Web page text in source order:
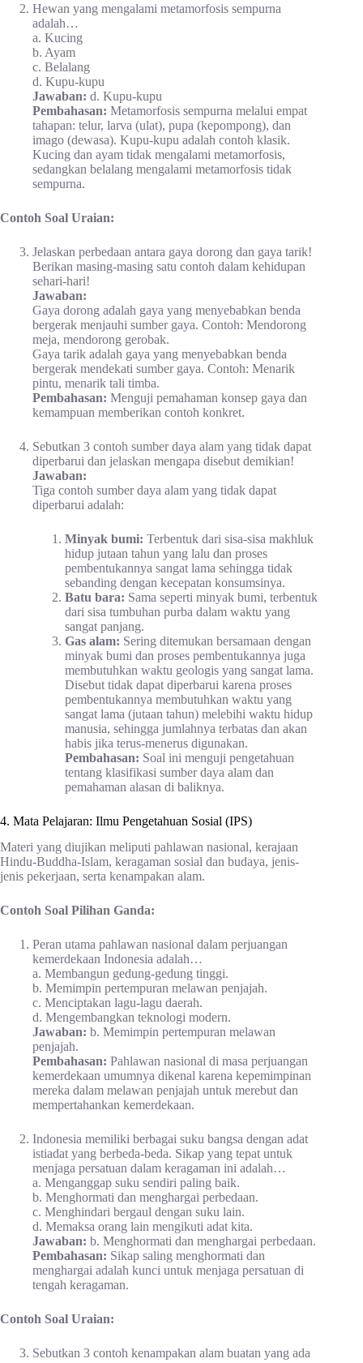
Hewan yang mengalami metamorfosis sempurna
adalah…
a. Kucing
b. Ayam
c. Belalang
d. Kupu-kupu
Jawaban: d. Kupu-kupu
Pembahasan: Metamorfosis sempurna melalui empat
tahapan: telur, larva (ulat), pupa (kepompong), dan
imago (dewasa). Kupu-kupu adalah contoh klasik.
Kucing dan ayam tidak mengalami metamorfosis,
sedangkan belalang mengalami metamorfosis tidak
sempurna.
Contoh Soal Uraian:
Jelaskan perbedaan antara gaya dorong dan gaya tarik!
Berikan masing-masing satu contoh dalam kehidupan
sehari-hari!
Jawaban:
Gaya dorong adalah gaya yang menyebabkan benda
bergerak menjauhi sumber gaya. Contoh: Mendorong
meja, mendorong gerobak.
Gaya tarik adalah gaya yang menyebabkan benda
bergerak mendekati sumber gaya. Contoh: Menarik
pintu, menarik tali timba.
Pembahasan: Menguji pemahaman konsep gaya dan
kemampuan memberikan contoh konkret.
Sebutkan 3 contoh sumber daya alam yang tidak dapat
diperbarui dan jelaskan mengapa disebut demikian!
Jawaban:
Tiga contoh sumber daya alam yang tidak dapat
diperbarui adalah:
Minyak bumi: Terbentuk dari sisa-sisa makhluk
hidup jutaan tahun yang lalu dan proses
pembentukannya sangat lama sehingga tidak
sebanding dengan kecepatan konsumsinya.
Batu bara: Sama seperti minyak bumi, terbentuk
dari sisa tumbuhan purba dalam waktu yang
sangat panjang.
Gas alam: Sering ditemukan bersamaan dengan
minyak bumi dan proses pembentukannya juga
membutuhkan waktu geologis yang sangat lama.
Disebut tidak dapat diperbarui karena proses
pembentukannya membutuhkan waktu yang
sangat lama (jutaan tahun) melebihi waktu hidup
manusia, sehingga jumlahnya terbatas dan akan
habis jika terus-menerus digunakan.
Pembahasan: Soal ini menguji pengetahuan
tentang klasifikasi sumber daya alam dan
pemahaman alasan di baliknya.
4. Mata Pelajaran: Ilmu Pengetahuan Sosial (IPS)
Materi yang diujikan meliputi pahlawan nasional, kerajaan
Hindu-Buddha-Islam, keragaman sosial dan budaya, jenis-
jenis pekerjaan, serta kenampakan alam.
Contoh Soal Pilihan Ganda:
Peran utama pahlawan nasional dalam perjuangan
kemerdekaan Indonesia adalah…
a. Membangun gedung-gedung tinggi.
b. Memimpin pertempuran melawan penjajah.
c. Menciptakan lagu-lagu daerah.
d. Mengembangkan teknologi modern.
Jawaban: b. Memimpin pertempuran melawan
penjajah.
Pembahasan: Pahlawan nasional di masa perjuangan
kemerdekaan umumnya dikenal karena kepemimpinan
mereka dalam melawan penjajah untuk merebut dan
mempertahankan kemerdekaan.
Indonesia memiliki berbagai suku bangsa dengan adat
istiadat yang berbeda-beda. Sikap yang tepat untuk
menjaga persatuan dalam keragaman ini adalah…
a. Menganggap suku sendiri paling baik.
b. Menghormati dan menghargai perbedaan.
c. Menghindari bergaul dengan suku lain.
d. Memaksa orang lain mengikuti adat kita.
Jawaban: b. Menghormati dan menghargai perbedaan.
Pembahasan: Sikap saling menghormati dan
menghargai adalah kunci untuk menjaga persatuan di
tengah keragaman.
Contoh Soal Uraian:
Sebutkan 3 contoh kenampakan alam buatan yang ada